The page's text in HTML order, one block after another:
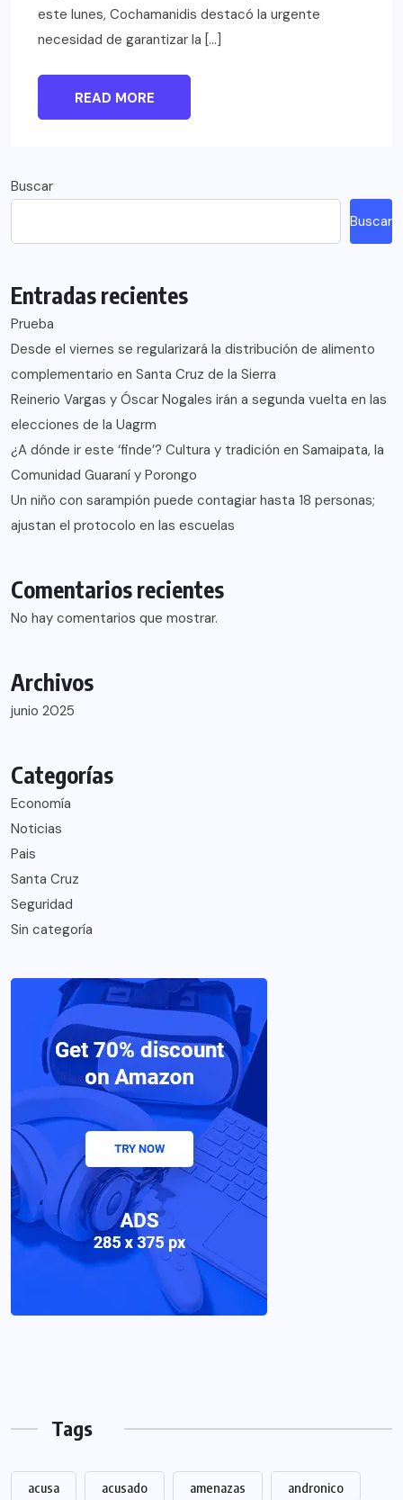
este lunes, Cochamanidis destacó la urgente
necesidad de garantizar la […]
READ MORE
Buscar
Buscar
Entradas recientes
Prueba
Desde el viernes se regularizará la distribución de alimento
complementario en Santa Cruz de la Sierra
Reinerio Vargas y Óscar Nogales irán a segunda vuelta en las
elecciones de la Uagrm
¿A dónde ir este ‘finde’? Cultura y tradición en Samaipata, la
Comunidad Guaraní y Porongo
Un niño con sarampión puede contagiar hasta 18 personas;
ajustan el protocolo en las escuelas
Comentarios recientes
No hay comentarios que mostrar.
Archivos
junio 2025
Categorías
Economía
Noticias
Pais
Santa Cruz
Seguridad
Sin categoría
Tags
acusa acusado amenazas andronico